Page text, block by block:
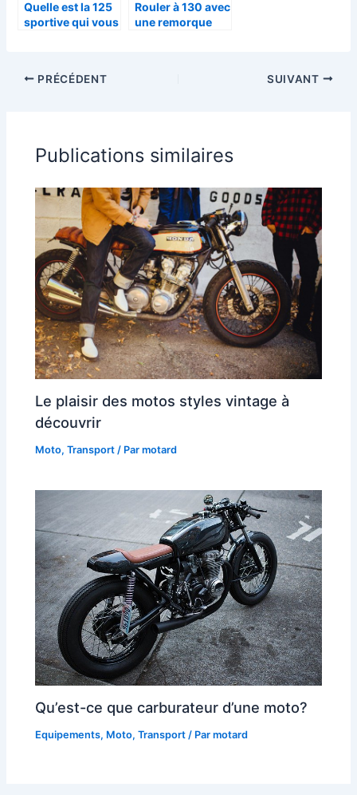
Quelle est la 125
sportive qui vous
d’accélération et
Rouler à 130 avec
une remorque
PRÉCÉDENT SUIVANT
Publications similaires
Le plaisir des motos styles vintage à
découvrir
Moto,Transport / Parmotard
Qu’est-ce que carburateur d’une moto?
Equipements, Moto,Transport / Parmotard